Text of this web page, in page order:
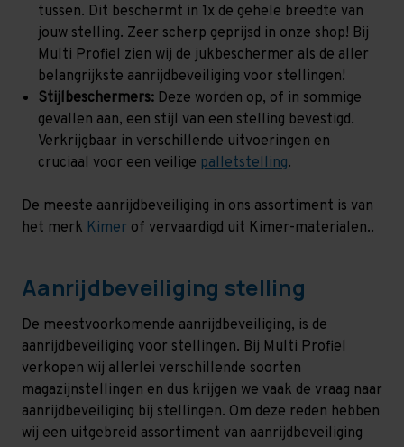
tussen. Dit beschermt in 1x de gehele breedte van
jouw stelling. Zeer scherp geprijsd in onze shop! Bij
Multi Profiel zien wij de jukbeschermer als de aller
belangrijkste aanrijdbeveiliging voor stellingen!
Stijlbeschermers: Deze worden op, of in sommige
gevallen aan, een stijl van een stelling bevestigd.
Verkrijgbaar in verschillende uitvoeringen en
cruciaal voor een veilige palletstelling.
De meeste aanrijdbeveiliging in ons assortiment is van
het merk Kimer of vervaardigd uit Kimer-materialen..
Aanrijdbeveiliging stelling
De meestvoorkomende aanrijdbeveiliging, is de
aanrijdbeveiliging voor stellingen. Bij Multi Profiel
verkopen wij allerlei verschillende soorten
magazijnstellingen en dus krijgen we vaak de vraag naar
aanrijdbeveiliging bij stellingen. Om deze reden hebben
wij een uitgebreid assortiment van aanrijdbeveiliging